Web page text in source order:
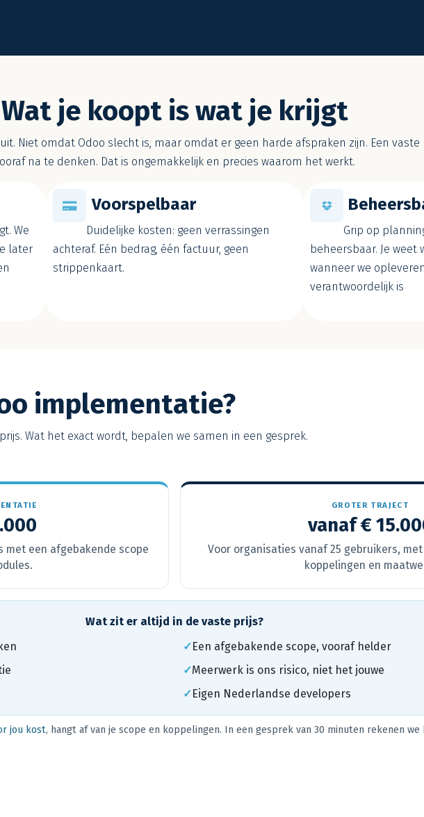
Wat je koopt is wat je krijgt
Niet omdat Odoo slecht is, maar omdat er geen harde afspraken zijn. Een
na te denken. Dat is ongemakkelijk en precies waarom het werkt.
We
later
Voorspelbaar
Duidelijke kosten: geen verrassingen
achteraf. Eén bedrag, één factuur, geen
strippenkaart.
Grip op
beheersbaar. Je weet
wanneer we
verantwoordelijk is
implementatie?
Wat het exact wordt, bepalen we samen in een gesprek.
met een afgebakende scope
GROTER TRAJECT
vanaf €
Voor organisaties vanaf 25 gebruikers,
koppelingen en
Wat zit er altijd in de vaste prijs?
✓ Een afgebakende scope, vooraf helder
✓Meerwerk is ons risico, niet het jouwe
✓ Eigen Nederlandse developers
jou kost, hangt af van je scope en koppelingen. In een gesprek van 30 minuten rekenen